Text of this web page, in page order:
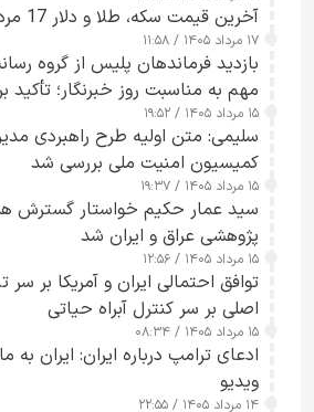
آخرین قیمت سکه، طلا و دلار 17 مرداد1405
۱۷ مرداد ۱۴۰۵ / ۱۱:۵۸
بازدید فرماندهان پلیس از گروه
مهم به مناسبت روز خبرنگار؛ تأکید
تقویت امنیت و اعتماد عمومی
۱۵ مرداد ۱۴۰۵ / ۱۹:۵۲
سلیمی: متن اولیه طرح راهبردی
کمیسیون امنیت ملی بررسی شد
۱۵ مرداد ۱۴۰۵ / ۱۹:۳۷
سید عمار حکیم خواستار گسترش
پژوهشی عراق و ایران شد
۱۵ مرداد ۱۴۰۵ / ۱۲:۵۶
توافق احتمالی ایران و آمریکا بر سر
اصلی بر سر کنترل آبراه حیاتی
۱۵ مرداد ۱۴۰۵ / ۰۸:۳۴
ادعای ترامپ درباره ایران: ایران به
ویدیو
۱۴ مرداد ۱۴۰۵ / ۲۲:۵۵